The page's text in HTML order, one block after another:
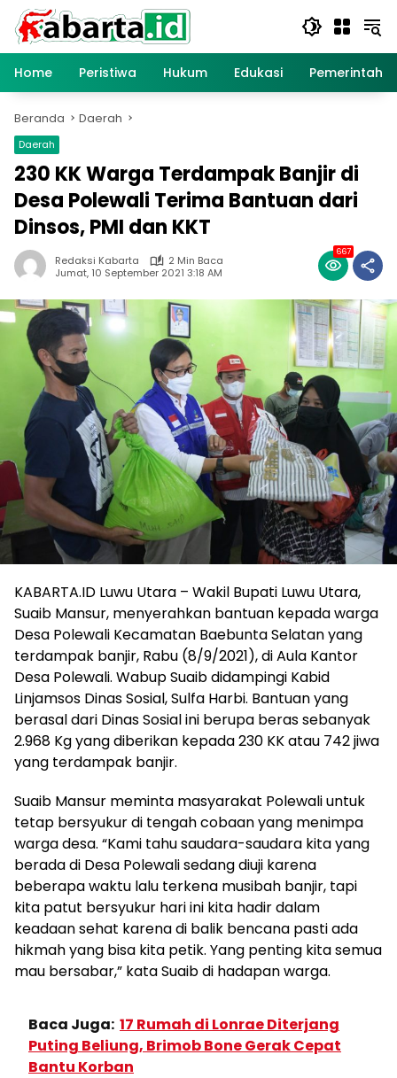
Langsung
konten
Home
Peristiwa Hukum Edukasi
Beranda Daerah
Daerah
230 KK Warga Terdampak Banjir di
Desa Polewali Terima Bantuan dari
Dinsos, PMI dan KKT
Redaksi Kabarta
2 Min Baca
Jumat, 10 September 2021 3:18 AM
667
KABARTA.ID Luwu Utara – Wakil Bupati Luwu Utara,
Suaib Mansur, menyerahkan bantuan kepada warga
Desa Polewali Kecamatan Baebunta Selatan yang
terdampak banjir, Rabu (8/9/2021), di Aula Kantor
Desa Polewali. Wabup Suaib didampingi Kabid
Linjamsos Dinas Sosial, Sulfa Harbi. Bantuan yang
berasal dari Dinas Sosial ini berupa beras sebanyak
2.968 Kg yang diberikan kepada 230 KK atau 742 jiwa
yang terdampak banjir.
Suaib Mansur meminta masyarakat Polewali untuk
tetap bersyukur di tengah cobaan yang menimpa
warga desa. “Kami tahu saudara-saudara kita yang
berada di Desa Polewali sedang diuji karena
beberapa waktu lalu terkena musibah banjir, tapi
kita patut bersyukur hari ini kita hadir dalam
keadaan sehat karena di balik bencana pasti ada
hikmah yang bisa kita petik. Yang penting kita semua
mau bersabar,” kata Suaib di hadapan warga.
Baca Juga: 17 Rumah di Lonrae Diterjang
Puting Beliung, Brimob Bone Gerak Cepat
Bantu Korban